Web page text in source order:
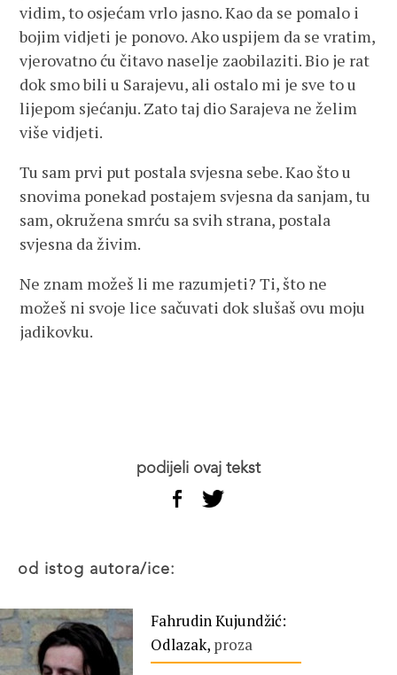
vidim, to osjećam vrlo jasno. Kao da se pomalo i
bojim vidjeti je ponovo. Ako uspijem da se vratim,
vjerovatno ću čitavo naselje zaobilaziti. Bio je rat
dok smo bili u Sarajevu, ali ostalo mi je sve to u
lijepom sjećanju. Zato taj dio Sarajeva ne želim
više vidjeti.
Tu sam prvi put postala svjesna sebe. Kao što u
snovima ponekad postajem svjesna da sanjam, tu
sam, okružena smrću sa svih strana, postala
svjesna da živim.
Ne znam možeš li me razumjeti? Ti, što ne
možeš ni svoje lice sačuvati dok slušaš ovu moju
jadikovku.
podijeli ovaj tekst
od istog autora/ice:
Fahrudin Kujundžić:
Odlazak, proza